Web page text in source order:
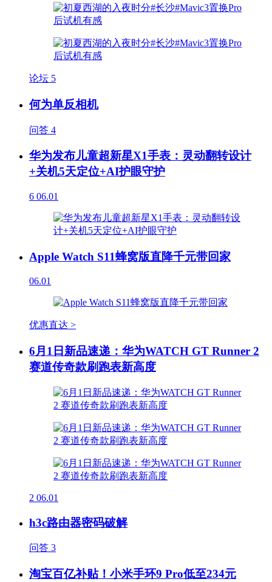
论坛 5
何为单反相机
问答 4
华为发布儿童超新星X1手表：灵动翻转设计
+关机5天定位+AI护眼守护
6 06.01
Apple Watch S11蜂窝版直降千元带回家
06.01
优惠直达 >
6月1日新品速递：华为WATCH GT Runner 2
赛道传奇款刷跑表新高度
2 06.01
h3c路由器密码破解
问答 3
淘宝百亿补贴！小米手环9 Pro低至234元